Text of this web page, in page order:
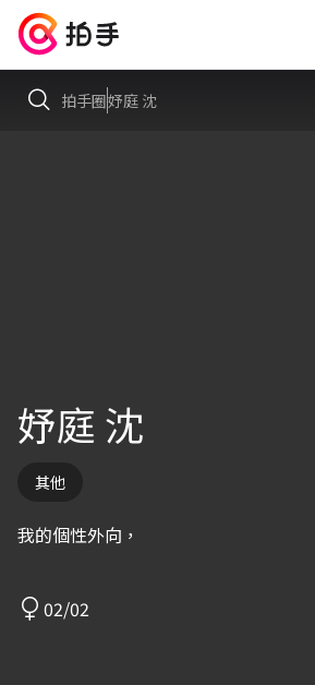
拍手圈妤庭 沈
妤庭 沈
其他
我的個性外向，
02/02